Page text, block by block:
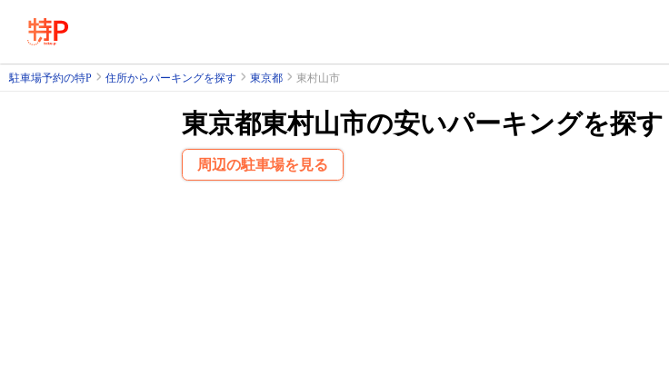
駐車場予約の特P 住所からパーキングを探す 東京都 東村山市
東京都東村山市の安いパーキングを探す
周辺の駐車場を見る